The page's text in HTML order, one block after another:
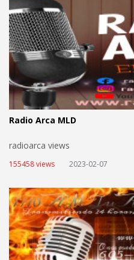
Radio Arca MLD
radioarca views
155458 views 2023-02-07